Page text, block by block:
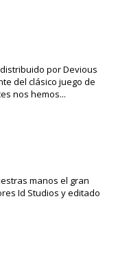
por Devious
del clásico juego de
nos hemos...
manos el gran
Id Studios y editado